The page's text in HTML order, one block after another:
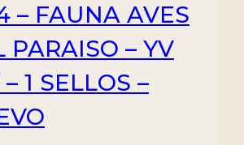
– FAUNA AVES
PARAISO – YV
1 SELLOS –